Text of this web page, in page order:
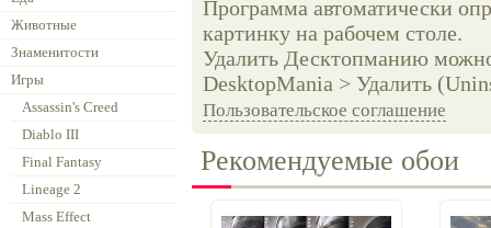
Животные
Знаменитости
Игры
Assassin's Creed
Diablo III
Final Fantasy
Lineage 2
Mass Effect
Программа автоматически
картинку на рабочем столе.
Удалить Десктопманию
DesktopMania > Удалить
Пользовательское соглашение
Рекомендуемые обои